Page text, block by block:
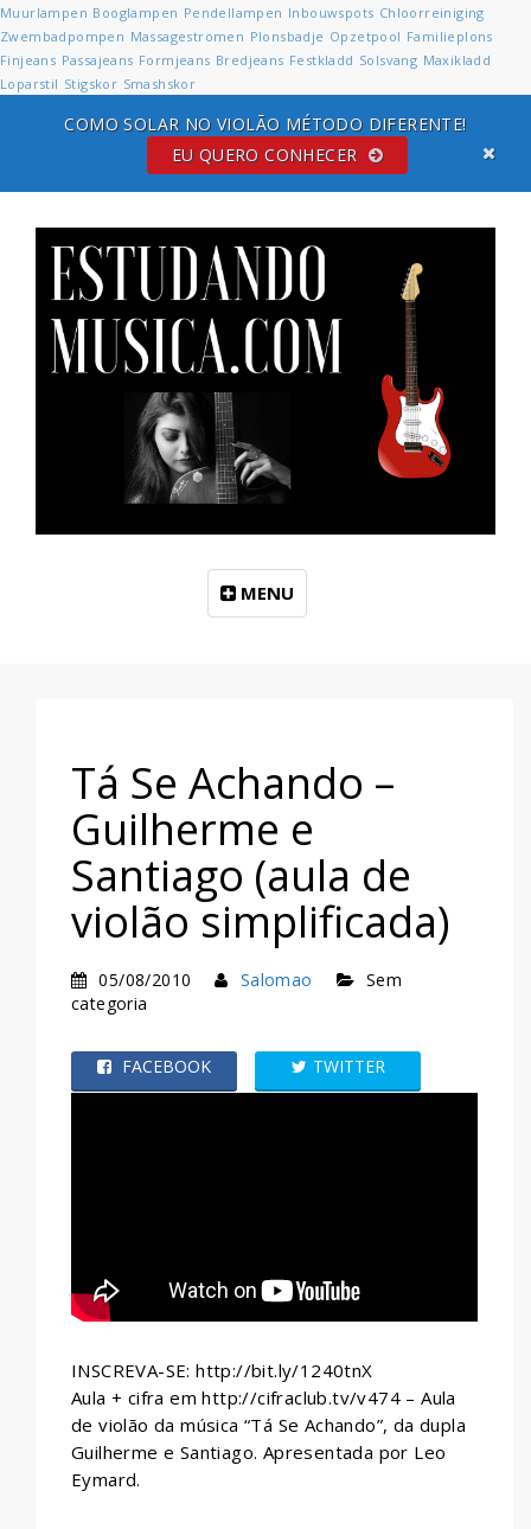
Muurlampen Booglampen Pendellampen Inbouwspots Chloorreiniging
Zwembadpompen Massagestromen Plonsbadje Opzetpool Familieplons
Finjeans Passajeans Formjeans Bredjeans Festkladd Solsvang Maxikladd
Loparstil Stigskor Smashskor
EU QUERO CONHECER
MENU
Tá Se Achando –
Guilherme e
Santiago (aula de
violão simplificada)
05/08/2010 Salomao
Sem
categoria
FACEBOOK TWITTER
INSCREVA-SE: http://bit.ly/1240tnX
Aula + cifra em http://cifraclub.tv/v474 – Aula
de violão da música “Tá Se Achando”, da dupla
Guilherme e Santiago. Apresentada por Leo
Eymard.